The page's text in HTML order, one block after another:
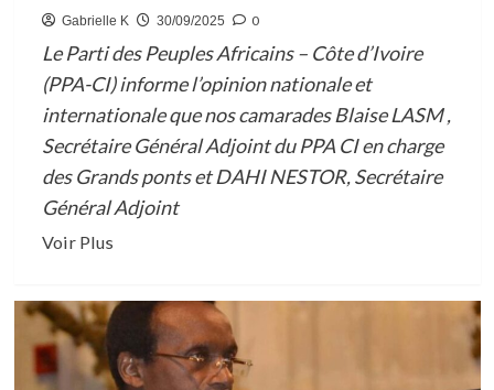
Gabrielle K 30/09/2025 0
Le Parti des Peuples Africains – Côte d’Ivoire
(PPA-CI) informe l’opinion nationale et
internationale que nos camarades Blaise LASM ,
Secrétaire Général Adjoint du PPA CI en charge
des Grands ponts et DAHI NESTOR, Secrétaire
Général Adjoint
Voir PlusEn
PRESIDENTIELLE
EN